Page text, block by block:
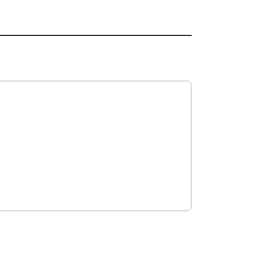
ABOUT NEW PAGES ON "CNN-SPANISH".